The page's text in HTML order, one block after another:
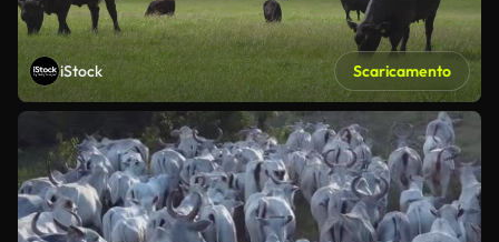
iStock Scaricamento